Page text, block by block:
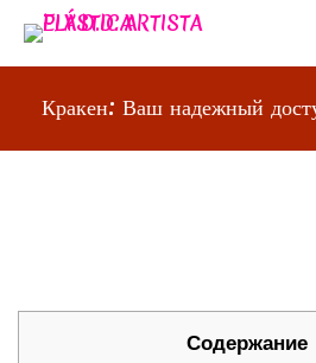
Кракен: Ваш надежный
Содержание